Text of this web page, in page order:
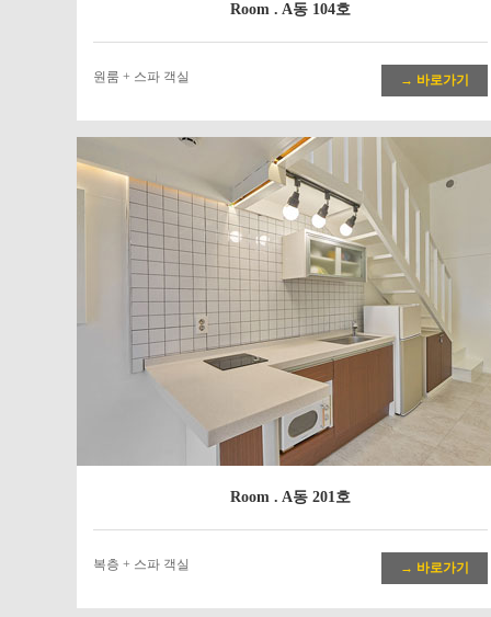
Room . A동 104호
원룸 + 스파 객실 → 바로가기
Room . A동 201호
복층 + 스파 객실 → 바로가기